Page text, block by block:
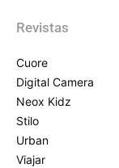
Revistas
Cuore
Digital Camera
Neox Kidz
Stilo
Urban
Viajar